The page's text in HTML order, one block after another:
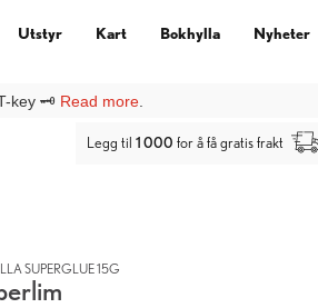
Ny kunde-profil under
Utstyr Kart Bokhylla Nyheter
Legg til 1 000 for å få gratis frakt
SUPERGLUE 15G